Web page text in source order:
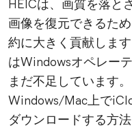
HEICは、画質を落と
画像を復元できるた
約に大きく貢献しま
はWindowsオペレー
まだ不足しています
Windows/Mac上で
ダウンロードする方